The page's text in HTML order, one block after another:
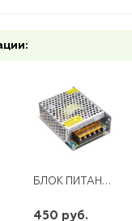
БЛОК ПИТАНИЯ LED 12V 50W
450 руб.